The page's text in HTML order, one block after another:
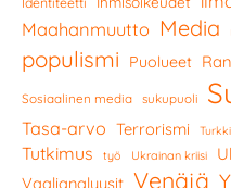
Maahanmuutto Media
populismi Puolueet
Sosiaalinen media sukupuoli
Tasa-arvo Terrorismi Turkki
Tutkimus työ Ukrainan kriisi
Vaalianalyysit Venäjä